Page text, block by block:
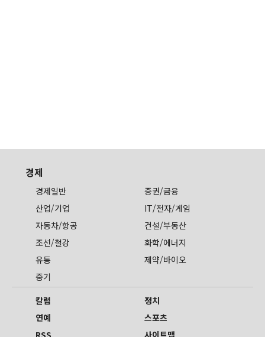
경제
경제일반
증권/금융
산업/기업
IT/전자/게임
자동차/항공
건설/부동산
조선/철강
화학/에너지
유통
제약/바이오
중기
칼럼
정치
연예
스포츠
RSS
사이트맵